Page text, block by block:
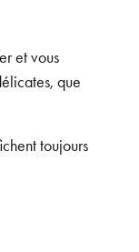
et vous
que
toujours